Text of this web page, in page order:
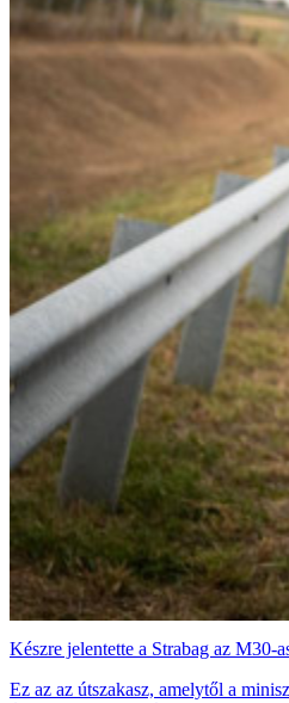
Készre jelentette a Strabag az M30-
Ez az az útszakasz, amelytől a